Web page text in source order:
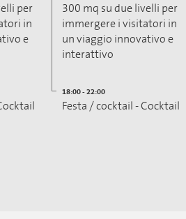
per
in
e
300 mq su due livelli per
immergere i visitatori in
un viaggio innovativo e
interattivo
18:00 - 22:00
Festa / cocktail - Cocktail